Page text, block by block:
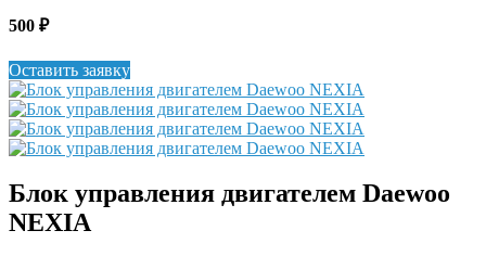
500 ₽
Оставить заявку
Блок управления двигателем Daewoo
NEXIA